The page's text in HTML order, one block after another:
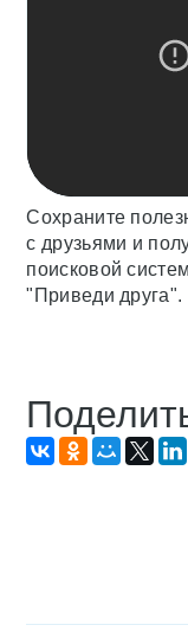
Сохраните
с друзьями и
поисковой
"Приведи друга".